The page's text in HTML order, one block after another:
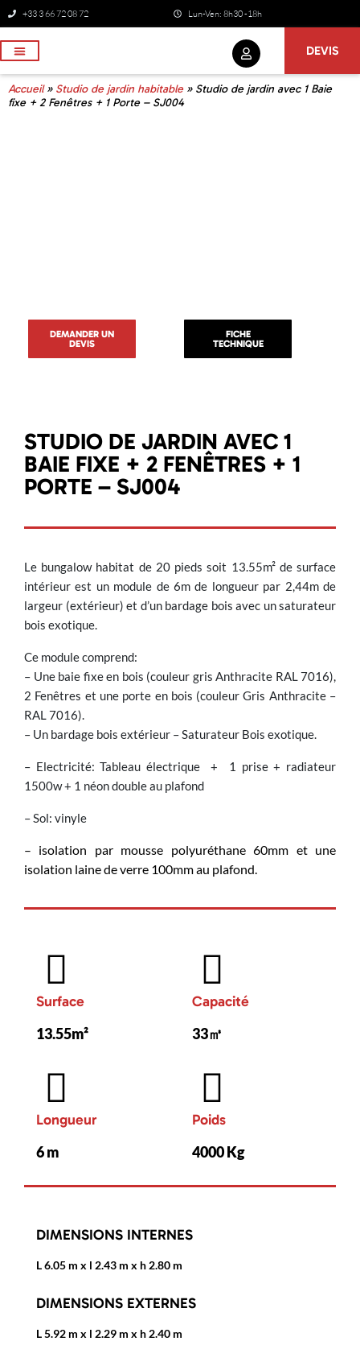
+33 3 66 72 08 72 Lun-Ven: 8h30 -18h
DEVIS
Accueil» Studio de jardin habitable» Studio de jardin avec 1 Baie
fixe + 2 Fenêtres + 1 Porte – SJ004
DEMANDER UN
DEVIS
FICHE
TECHNIQUE
STUDIO DE JARDIN AVEC 1
BAIE FIXE + 2 FENÊTRES + 1
PORTE – SJ004
Le bungalow habitat de 20 pieds soit 13.55m² de surface
intérieur est un module de 6m de longueur par 2,44m de
largeur (extérieur) et d’un bardage bois avec un saturateur
bois exotique.
Ce module comprend:
– Une baie fixe en bois (couleur gris Anthracite RAL 7016),
2 Fenêtres et une porte en bois (couleur Gris Anthracite –
RAL 7016).
– Un bardage bois extérieur – Saturateur Bois exotique.
– Electricité: Tableau électrique + 1 prise + radiateur
1500w + 1 néon double au plafond
– Sol: vinyle
– isolation par mousse polyuréthane 60mm et une
isolation laine de verre 100mm au plafond.
Surface
13.55m²
Capacité
33㎥
Longueur
6 m
Poids
4000 Kg
DIMENSIONS INTERNES
L 6.05 m x l 2.43 m x h 2.80 m
DIMENSIONS EXTERNES
L 5.92 m x l 2.29 m x h 2.40 m